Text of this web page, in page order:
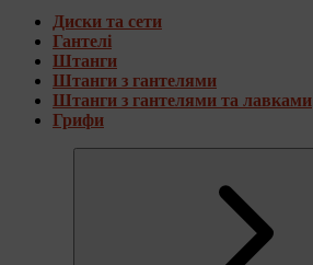
Диски та сети
Гантелі
Штанги
Штанги з гантелями
Штанги з гантелями та лавками
Грифи